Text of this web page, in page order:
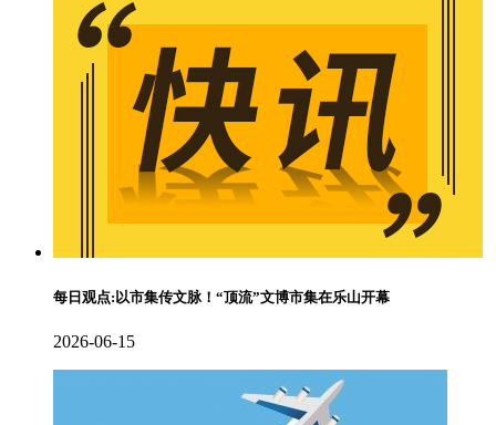
每日观点:以市集传文脉！“顶流”文博市集在乐山开幕
2026-06-15